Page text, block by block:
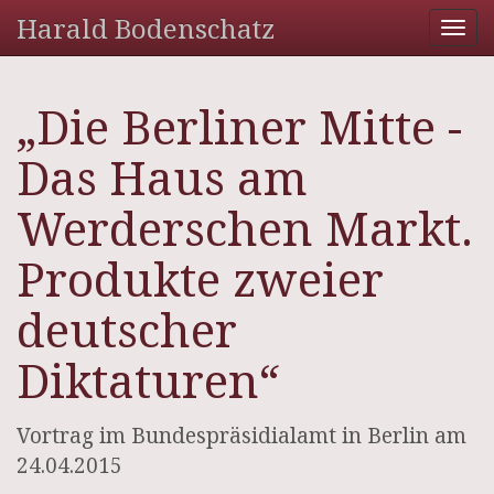
Harald Bodenschatz
„Die Berliner Mitte -
Das Haus am
Werderschen Markt.
Produkte zweier
deutscher
Diktaturen“
Vortrag im Bundespräsidialamt in Berlin am
24.04.2015